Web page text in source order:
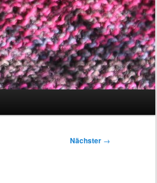
Nächster →